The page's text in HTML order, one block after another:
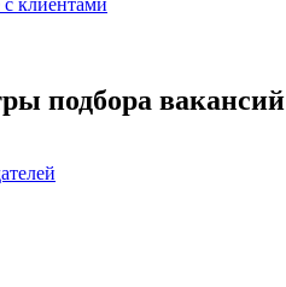
с клиентами
подбора вакансий